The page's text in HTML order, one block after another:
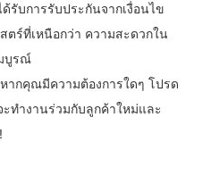
รับการรับประกันจากเงื่อนไข
ตร์ที่เหนือกว่า ความสะดวกใน
บูรณ์
กคุณมีความต้องการใดๆ โปรด
ะทำงานร่วมกับลูกค้าใหม่และ